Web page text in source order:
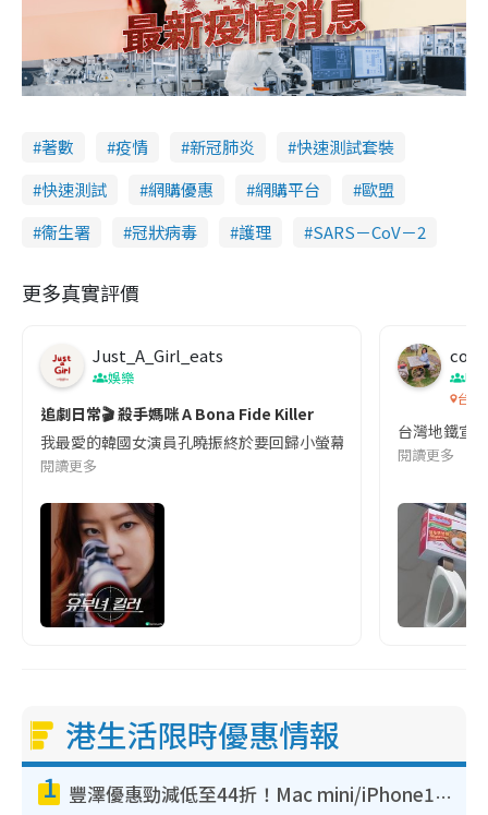
著數 疫情 新冠肺炎
快速測試套裝
快速測試
網購優惠 網購平台
歐盟
衞生署
冠狀病毒 護理 SARS－CoV－2
更多真實評價
Just_A_Girl_eats
娛樂
追劇日常🎬 殺手媽咪 A Bona Fide Killer
我最愛的韓國女演員孔曉振終於要回歸小螢幕啦!這次的劇本改編
閱讀更多
co
吹
台灣
台灣地鐵宣
閱讀更多
港生活限時優惠情報
1 豐澤優惠勁減低至44折！Mac mini/iPhone17Pro大減價！廚房家電$220起